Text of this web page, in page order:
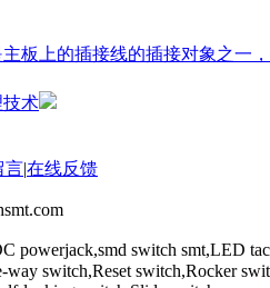
板上的插接线的插接对象之
术
言|在线反馈
powerjack,smd switch smt,LED
way switch,Reset